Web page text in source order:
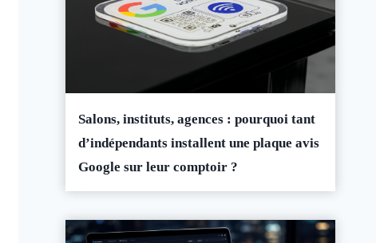
Salons, instituts, agences : pourquoi tant
d’indépendants installent une plaque avis
Google sur leur comptoir ?